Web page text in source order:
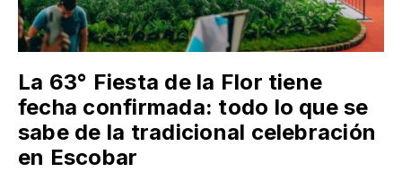
La 63° Fiesta de la Flor tiene
fecha confirmada: todo lo que se
sabe de la tradicional celebración
en Escobar